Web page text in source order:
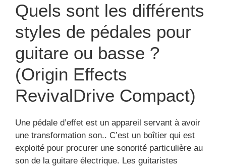
Quels sont les différents
styles de pédales pour
guitare ou basse ?
(Origin Effects
RevivalDrive Compact)
Une pédale d’effet est un appareil servant à avoir
une transformation son.. C’est un boîtier qui est
exploité pour procurer une sonorité particulière au
son de la guitare électrique. Les guitaristes